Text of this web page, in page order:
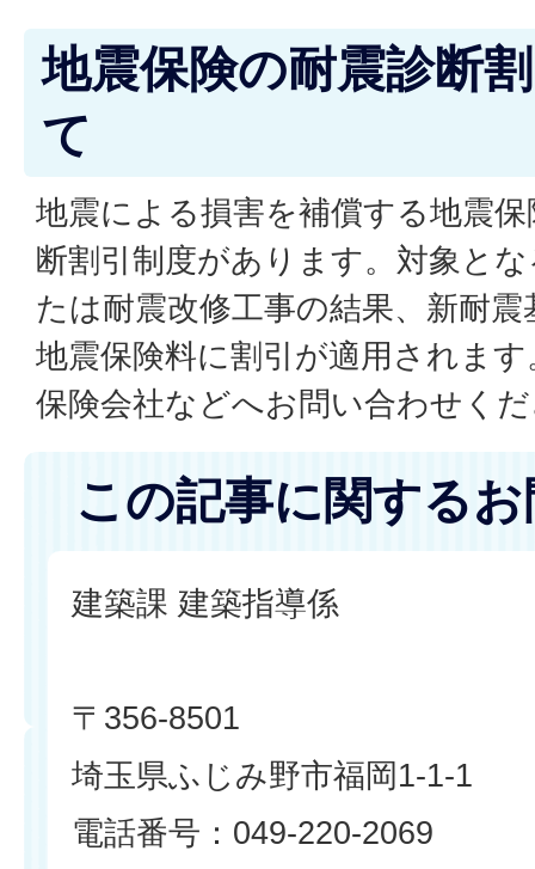
地震保険の耐震診断
て
地震による損害を補償する地震
断割引制度があります。対象と
たは耐震改修工事の結果、新耐
地震保険料に割引が適用されま
保険会社などへお問い合わせく
この記事に関する
建築課 建築指導係
〒356-8501
埼玉県ふじみ野市福岡1-1-1
電話番号：049-220-2069